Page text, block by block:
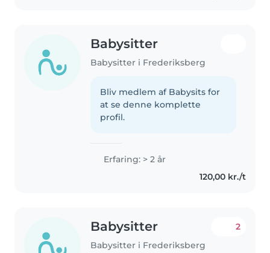
Babysitter
Babysitter i Frederiksberg
Bliv medlem af Babysits for
at se denne komplette
profil.
Erfaring: > 2 år
120,00 kr./t
Babysitter
Babysitter i Frederiksberg
2